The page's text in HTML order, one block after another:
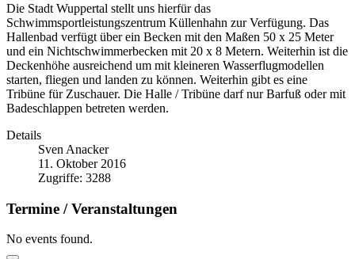
Die Stadt Wuppertal stellt uns hierfür das
Schwimmsportleistungszentrum Küllenhahn zur Verfügung. Das
Hallenbad verfügt über ein Becken mit den Maßen 50 x 25 Meter
und ein Nichtschwimmerbecken mit 20 x 8 Metern. Weiterhin ist die
Deckenhöhe ausreichend um mit kleineren Wasserflugmodellen
starten, fliegen und landen zu können. Weiterhin gibt es eine
Tribüne für Zuschauer. Die Halle / Tribüne darf nur Barfuß oder mit
Badeschlappen betreten werden.
Details
Sven Anacker
11. Oktober 2016
Zugriffe: 3288
Termine / Veranstaltungen
No events found.